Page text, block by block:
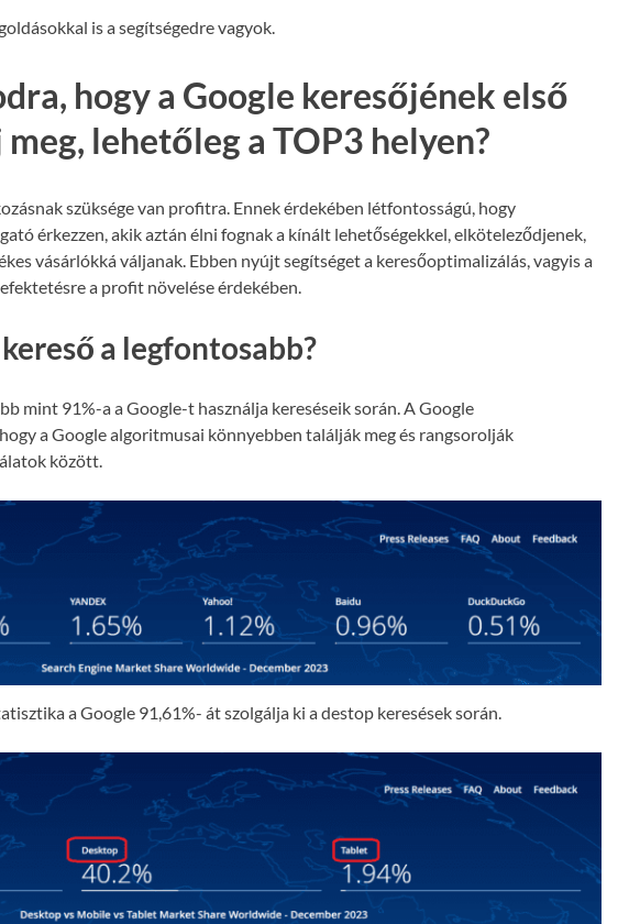
is a segítségedre vagyok.
hogy a Google keresőjének első
lehetőleg a TOP3 helyen?
szüksége van profitra. Ennek érdekében létfontosságú, hogy
érkezzen, akik aztán élni fognak a kínált lehetőségekkel, elköteleződjenek,
vásárlókká váljanak. Ebben nyújt segítséget a keresőoptimalizálás, vagyis a
a profit növelése érdekében.
a legfontosabb?
mint 91%-a a Google-t használja kereséseik során. A Google
a Google algoritmusai könnyebben találják meg és rangsorolják
között.
a Google 91,61%- át szolgálja ki a destop keresések során.